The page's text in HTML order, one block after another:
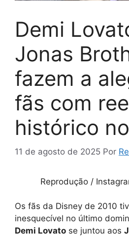
Demi
Jonas
fazem a
fãs com
histórico
11 de agosto de 2025 Por
Reprodução /
Os fãs da Disney de 2010
inesquecível no último
Demi Lovato se juntou aos